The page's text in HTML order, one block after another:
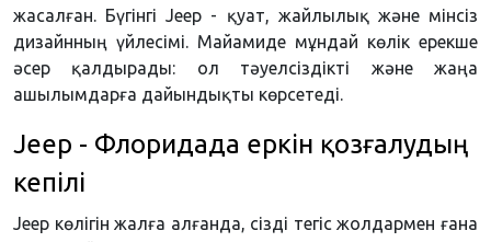
жасалған. Бүгінгі Jeep - қуат, жайлылық және мінсіз
дизайнның үйлесімі. Майамиде мұндай көлік ерекше
әсер қалдырады: ол тәуелсіздікті және жаңа
ашылымдарға дайындықты көрсетеді.
Jeep - Флоридада еркін қозғалудың
кепілі
Jeep көлігін жалға алғанда, сізді тегіс жолдармен ғана